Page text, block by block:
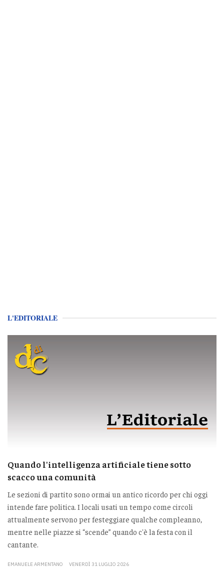
L'EDITORIALE
Quando l'intelligenza artificiale tiene sotto
scacco una comunità
Le sezioni di partito sono ormai un antico ricordo per chi oggi
intende fare politica. I locali usati un tempo come circoli
attualmente servono per festeggiare qualche compleanno,
mentre nelle piazze si “scende” quando c'è la festa con il
cantante.
EMANUELE ARMENTANO VENERDÌ 31 LUGLIO 2026